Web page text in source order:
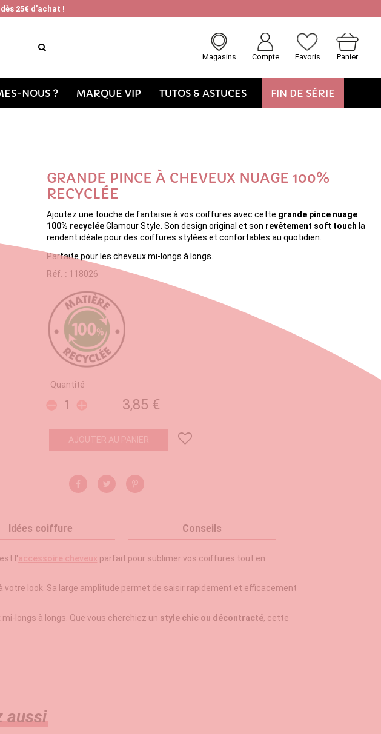
25€ d’achat !
Magasins Compte Favoris Panier
NOUS ? MARQUE VIP TUTOS & ASTUCES FIN DE SÉRIE
GRANDE PINCE À CHEVEUX NUAGE 100%
RECYCLÉE
Ajoutez une touche de fantaisie à vos coiffures avec cette grande pince nuage
100% recycléeGlamour Style. Son design original et son revêtement soft touch la
rendent idéale pour des coiffures stylées et confortables au quotidien.
Parfaite pour les cheveux mi-longs à longs.
Réf. : 118026
Quantité
3,85 €
AJOUTER AU PANIER
Idées coiffure Conseils
l'accessoire cheveux parfait pour sublimer vos coiffures tout en
votre look. Sa large amplitude permet de saisir rapidement et efficacement
longs à longs. Que vous cherchiez un style chic ou décontracté, cette
aussi